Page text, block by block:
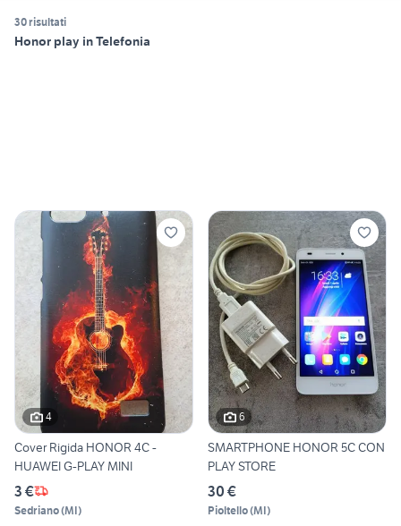
30 risultati
Honor play in Telefonia
4
Cover Rigida HONOR 4C -
HUAWEI G-PLAY MINI
3 €
Sedriano(MI)
6
SMARTPHONE HONOR 5C CON
PLAY STORE
30 €
Pioltello(MI)